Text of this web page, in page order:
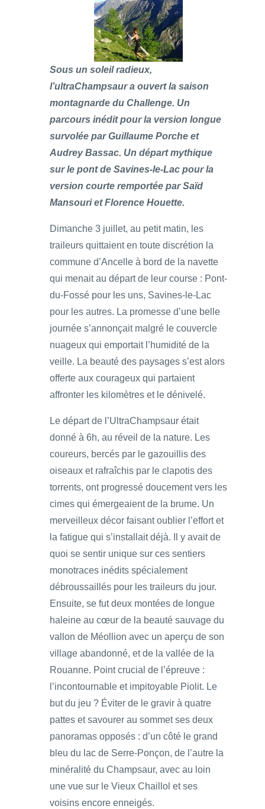
Sous un soleil radieux,
l’ultraChampsaur a ouvert la saison
montagnarde du Challenge. Un
parcours inédit pour la version longue
survolée par Guillaume Porche et
Audrey Bassac. Un départ mythique
sur le pont de Savines-le-Lac pour la
version courte remportée par Saïd
Mansouri et Florence Houette.
Dimanche 3 juillet, au petit matin, les
traileurs quittaient en toute discrétion la
commune d’Ancelle à bord de la navette
qui menait au départ de leur course : Pont-
du-Fossé pour les uns, Savines-le-Lac
pour les autres. La promesse d’une belle
journée s’annonçait malgré le couvercle
nuageux qui emportait l’humidité de la
veille. La beauté des paysages s’est alors
offerte aux courageux qui partaient
affronter les kilomètres et le dénivelé.
Le départ de l’UltraChampsaur était
donné à 6h, au réveil de la nature. Les
coureurs, bercés par le gazouillis des
oiseaux et rafraîchis par le clapotis des
torrents, ont progressé doucement vers les
cimes qui émergeaient de la brume. Un
merveilleux décor faisant oublier l’effort et
la fatigue qui s’installait déjà. Il y avait de
quoi se sentir unique sur ces sentiers
monotraces inédits spécialement
débroussaillés pour les traileurs du jour.
Ensuite, se fut deux montées de longue
haleine au cœur de la beauté sauvage du
vallon de Méollion avec un aperçu de son
village abandonné, et de la vallée de la
Rouanne. Point crucial de l’épreuve :
l’incontournable et impitoyable Piolit. Le
but du jeu ? Éviter de le gravir à quatre
pattes et savourer au sommet ses deux
panoramas opposés : d’un côté le grand
bleu du lac de Serre-Ponçon, de l’autre la
minéralité du Champsaur, avec au loin
une vue sur le Vieux Chaillol et ses
voisins encore enneigés.